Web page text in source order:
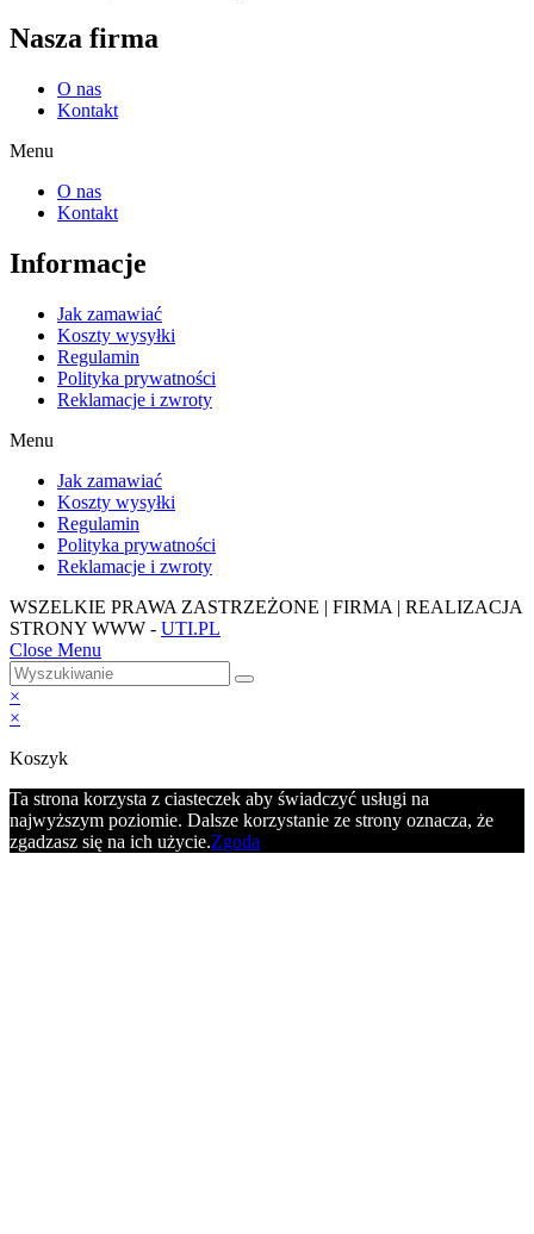
Nasza firma
O nas
Kontakt
Menu
O nas
Kontakt
Informacje
Jak zamawiać
Koszty wysyłki
Regulamin
Polityka prywatności
Reklamacje i zwroty
Menu
Jak zamawiać
Koszty wysyłki
Regulamin
Polityka prywatności
Reklamacje i zwroty
WSZELKIE PRAWA ZASTRZEŻONE | FIRMA | REALIZACJA
STRONY WWW - UTI.PL
Close Menu
×
×
Koszyk
Ta strona korzysta z ciasteczek aby świadczyć usługi na
najwyższym poziomie. Dalsze korzystanie ze strony oznacza, że
zgadzasz się na ich użycie.Zgoda